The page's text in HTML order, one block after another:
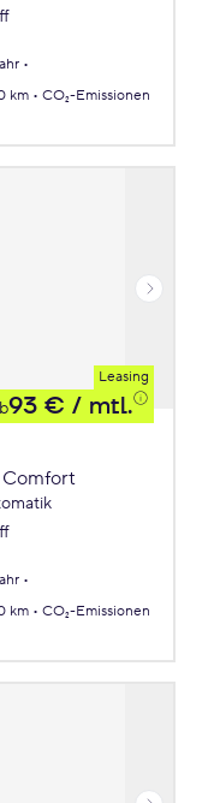
km
CO₂-Emissionen
Leasing
93 € / mtl.
Comfort
km
CO₂-Emissionen